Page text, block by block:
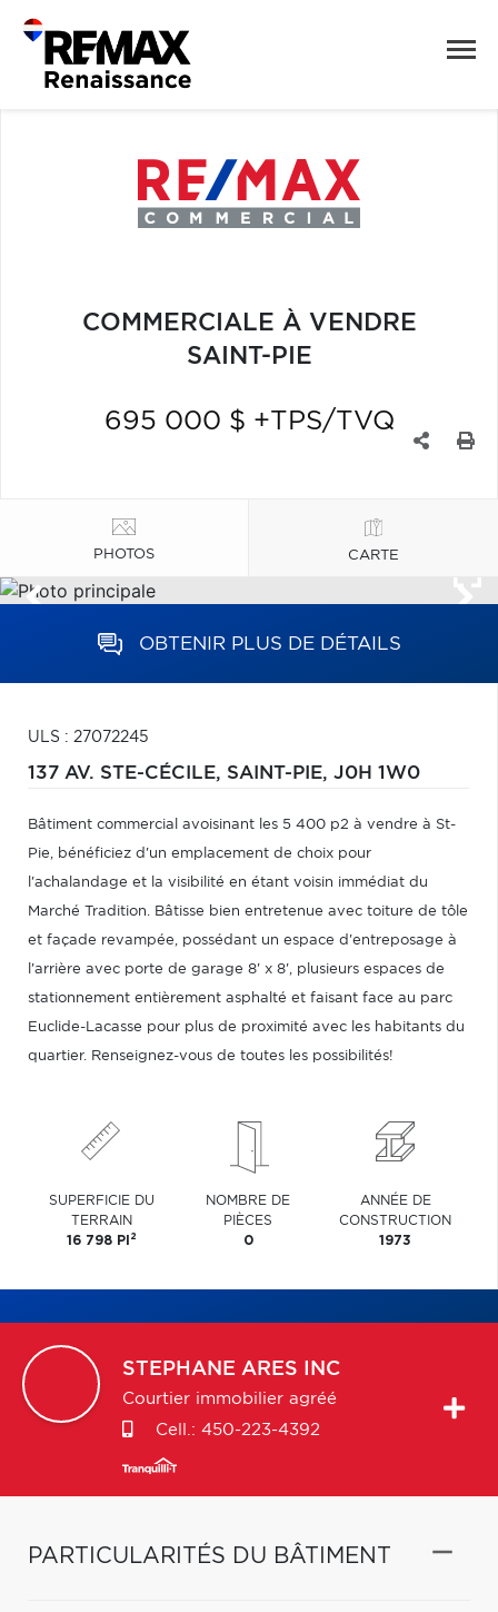
COMMERCIALE À VENDRE
SAINT-PIE
695 000 $ +TPS/TVQ
PHOTOS CARTE
OBTENIR PLUS DE DÉTAILS
ULS : 27072245
137 AV. STE-CÉCILE, SAINT-PIE, J0H 1W0
Bâtiment commercial avoisinant les 5 400 p2 à vendre à St-
Pie, bénéficiez d'un emplacement de choix pour
l'achalandage et la visibilité en étant voisin immédiat du
Marché Tradition. Bâtisse bien entretenue avec toiture de tôle
et façade revampée, possédant un espace d'entreposage à
l'arrière avec porte de garage 8' x 8', plusieurs espaces de
stationnement entièrement asphalté et faisant face au parc
Euclide-Lacasse pour plus de proximité avec les habitants du
quartier. Renseignez-vous de toutes les possibilités!
SUPERFICIE DU
TERRAIN
16 798 PI 2
NOMBRE DE
PIÈCES
0
ANNÉE DE
CONSTRUCTION
1973
STEPHANE ARES INC
Courtier immobilier agréé
Cell.: 450-223-4392
PARTICULARITÉS DU BÂTIMENT